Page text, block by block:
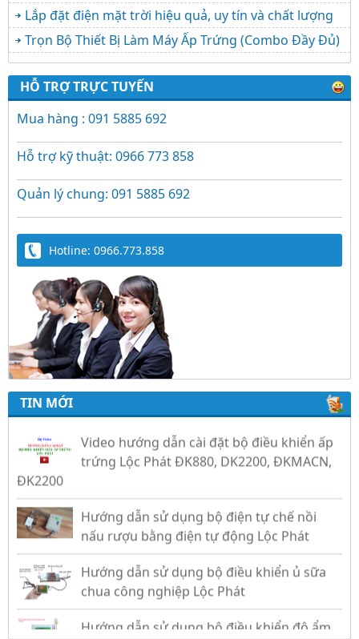
Lắp đặt điện mặt trời hiệu quả, uy tín và chất lượng
Trọn Bộ Thiết Bị Làm Máy Ấp Trứng (Combo Đầy Đủ)
HỖ TRỢ TRỰC TUYẾN
Mua hàng : 091 5885 692
Hỗ trợ kỹ thuật: 0966 773 858
Quản lý chung: 091 5885 692
Hotline: 0966.773.858
TIN MỚI
Trứng Giả Lộc Phát Có Nước - Giải Pháp Ấp
Hiệu Quả Cho Gà, Vịt, Bồ Câu
Video hướng dẫn cài đặt bộ điều khiển ấp
ĐK2200
nấu rượu bằng điện tự động Lộc Phát
Hướng dẫn sử dụng bộ điều khiển ủ sữa
chua công nghiệp Lộc Phát
Hướng dẫn sử dụng bộ điều khiển độ ẩm
gold, nhiệt độ và ánh sáng tự động Lộc
Phát